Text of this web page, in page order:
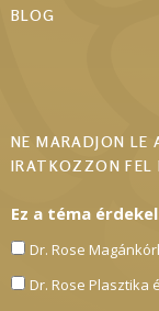
BLOG
NE MARADJON
IRATKOZZON FEL
Ez a téma
Dr. Rose
Dr. Rose Plasztika